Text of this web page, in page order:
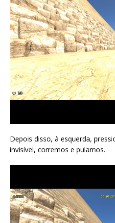
Depois disso, à esquerda,
invisível, corremos e pulamos.